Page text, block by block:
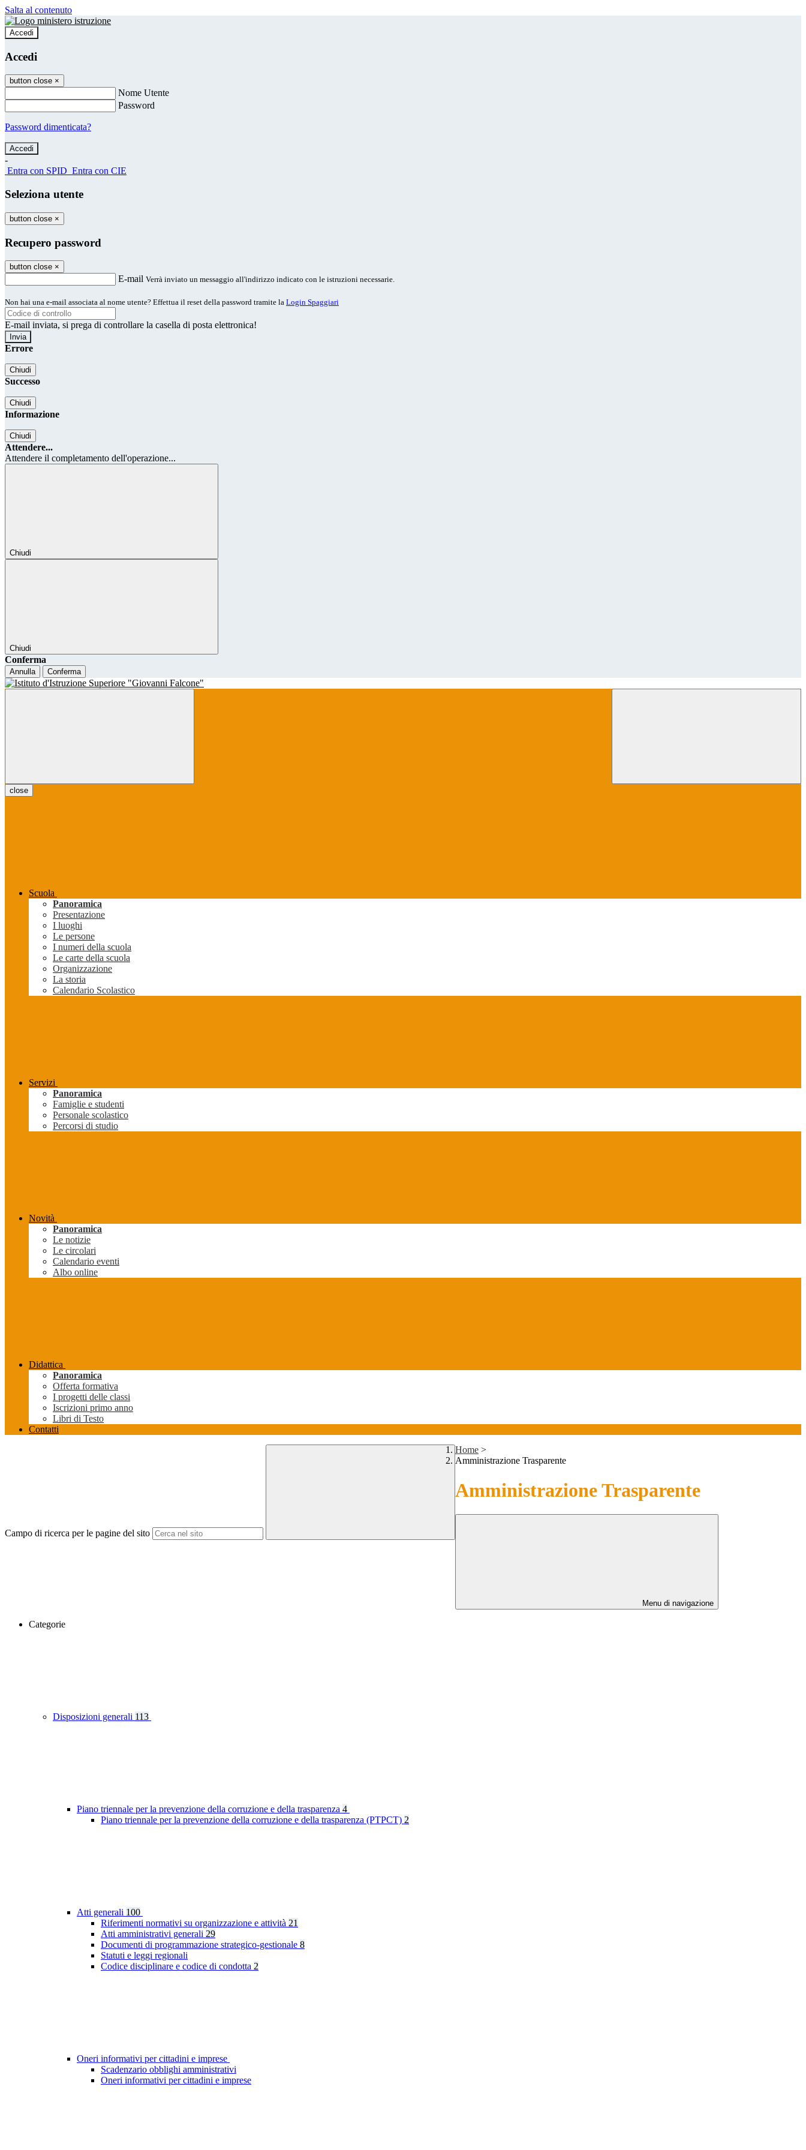
Salta al contenuto
Accedi
Accedi
button close ×
Nome Utente
Password
Password dimenticata?
-
Entra con SPID Entra con CIE
Seleziona utente
button close ×
Recupero password
button close ×
E-mail Verrà inviato un messaggio all'indirizzo indicato con le istruzioni necessarie.
Non hai una e-mail associata al nome utente? Effettua il reset della password tramite la Login Spaggiari
E-mail inviata, si prega di controllare la casella di posta elettronica!
Errore
Chiudi
Successo
Chiudi
Informazione
Chiudi
Attendere...
Attendere il completamento dell'operazione...
Chiudi
Chiudi
Conferma
Annulla Conferma
close
Scuola
Panoramica
Presentazione
I luoghi
Le persone
I numeri della scuola
Le carte della scuola
Organizzazione
La storia
Calendario Scolastico
Servizi
Panoramica
Famiglie e studenti
Personale scolastico
Percorsi di studio
Novità
Panoramica
Le notizie
Le circolari
Calendario eventi
Albo online
Didattica
Panoramica
Offerta formativa
I progetti delle classi
Iscrizioni primo anno
Libri di Testo
Contatti
Campo di ricerca per le pagine del sito
Home >
Amministrazione Trasparente
Amministrazione Trasparente
Menu di navigazione
Categorie
Disposizioni generali 113
Piano triennale per la prevenzione della corruzione e della trasparenza 4
Piano triennale per la prevenzione della corruzione e della trasparenza (PTPCT) 2
Atti generali 100
Riferimenti normativi su organizzazione e attività 21
Atti amministrativi generali 29
Documenti di programmazione strategico-gestionale 8
Statuti e leggi regionali
Codice disciplinare e codice di condotta 2
Oneri informativi per cittadini e imprese
Scadenzario obblighi amministrativi
Oneri informativi per cittadini e imprese